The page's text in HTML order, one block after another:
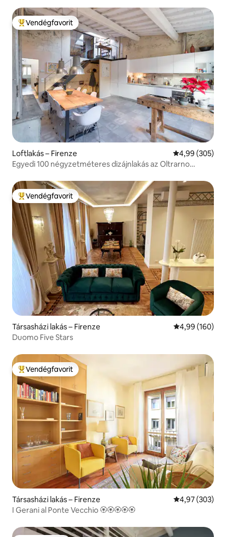
Kiemelt vendégfavorit
Vendégfavorit
Loftlakás – Firenze Átlagos
4,99 (305)
Egyedi 100 négyzetméteres dizájnlakás az Oltrarno
Kiemelt vendégfavorit
Vendégfavorit
Társasházi lakás – Firenze Átlagos
4,99 (160)
Duomo Five Stars
Kiemelt vendégfavorit
Vendégfavorit
Társasházi lakás – Firenze Átlagos
4,97 (303)
I Gerani al Ponte Vecchio 🏵🏵🏵🏵🏵